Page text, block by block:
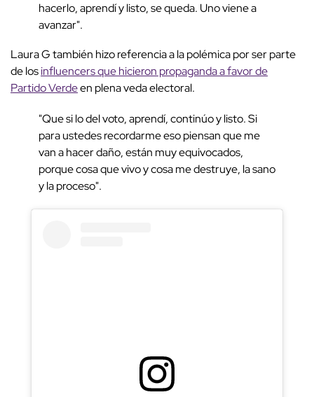
hacerlo, aprendí y listo, se queda. Uno viene a
avanzar".
Laura G también hizo referencia a la polémica por ser parte
de losinfluencers que hicieron propaganda a favor de
Partido Verdeen plena veda electoral.
"Que si lo del voto, aprendí, continúo y listo. Si
para ustedes recordarme eso piensan que me
van a hacer daño, están muy equivocados,
porque cosa que vivo y cosa me destruye, la sano
y la proceso".